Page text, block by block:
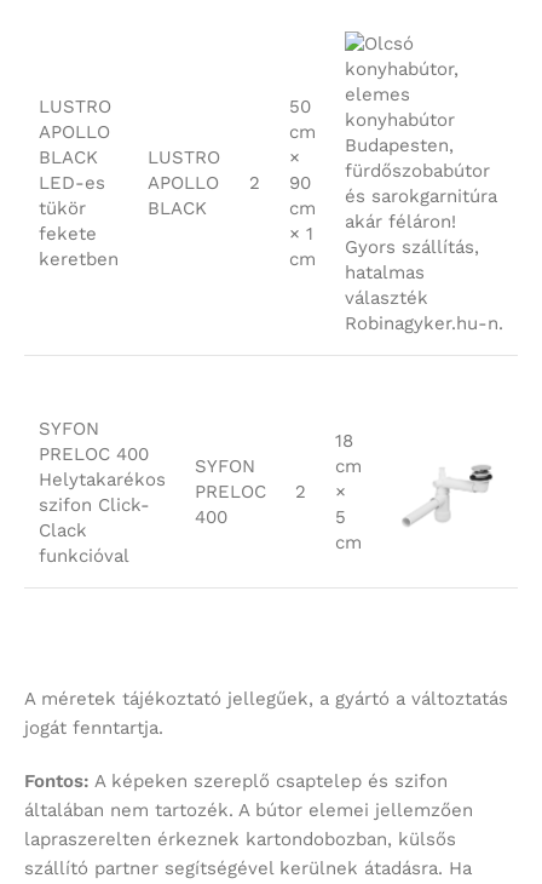
LUSTRO
APOLLO
BLACK
LED-es
tükör
fekete
keretben
LUSTRO
APOLLO
BLACK
2
50
cm
×
90
cm
× 1
cm
SYFON
PRELOC 400
Helytakarékos
szifon Click-
Clack
funkcióval
SYFON
PRELOC
400
2
18
cm
×
5
cm
A méretek tájékoztató jellegűek, a gyártó a változtatás
jogát fenntartja.
Fontos: A képeken szereplő csaptelep és szifon
általában nem tartozék. A bútor elemei jellemzően
lapraszerelten érkeznek kartondobozban, külsős
szállító partner segítségével kerülnek átadásra. Ha